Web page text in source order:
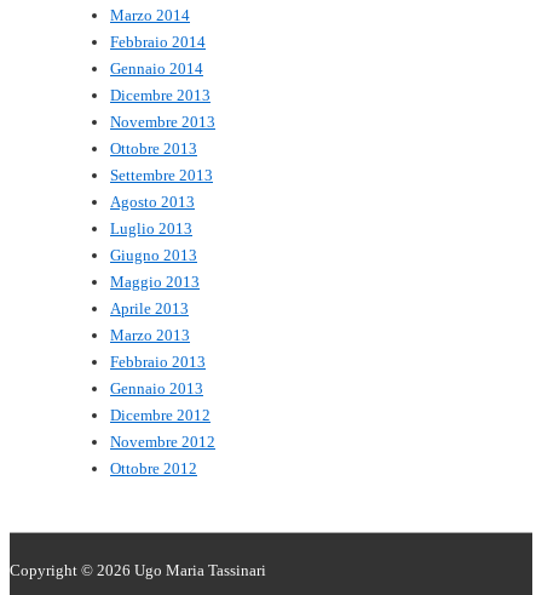
Marzo 2014
Febbraio 2014
Gennaio 2014
Dicembre 2013
Novembre 2013
Ottobre 2013
Settembre 2013
Agosto 2013
Luglio 2013
Giugno 2013
Maggio 2013
Aprile 2013
Marzo 2013
Febbraio 2013
Gennaio 2013
Dicembre 2012
Novembre 2012
Ottobre 2012
Copyright © 2026 Ugo Maria Tassinari